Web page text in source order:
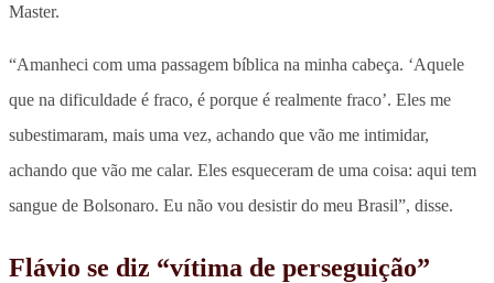
Master.
“Amanheci com uma passagem bíblica na minha cabeça. ‘Aquele
que na dificuldade é fraco, é porque é realmente fraco’. Eles me
subestimaram, mais uma vez, achando que vão me intimidar,
achando que vão me calar. Eles esqueceram de uma coisa: aqui tem
sangue de Bolsonaro. Eu não vou desistir do meu Brasil”, disse.
Flávio se diz “vítima de perseguição”